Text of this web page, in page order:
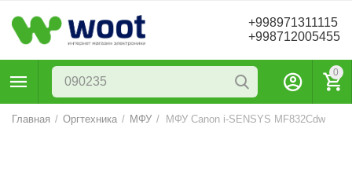
+998971311115
+998712005455
0
Главная / Оргтехника / МФУ / МФУ Canon i-SENSYS MF832Cdw